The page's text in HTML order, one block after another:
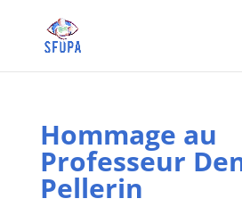
Hommage au
Professeur
Pellerin